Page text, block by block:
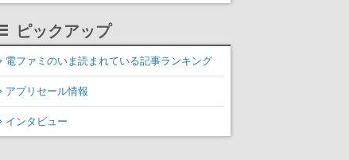
ピックアップ
電ファミのいま読まれている記事ランキング
アプリセール情報
インタビュー